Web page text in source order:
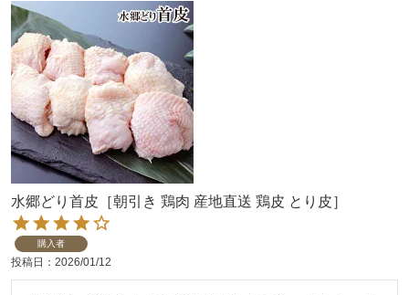
水郷どり首皮［朝引き 鶏肉 産地直送 鶏皮 とり皮］
購入者
投稿日 2026/01/12